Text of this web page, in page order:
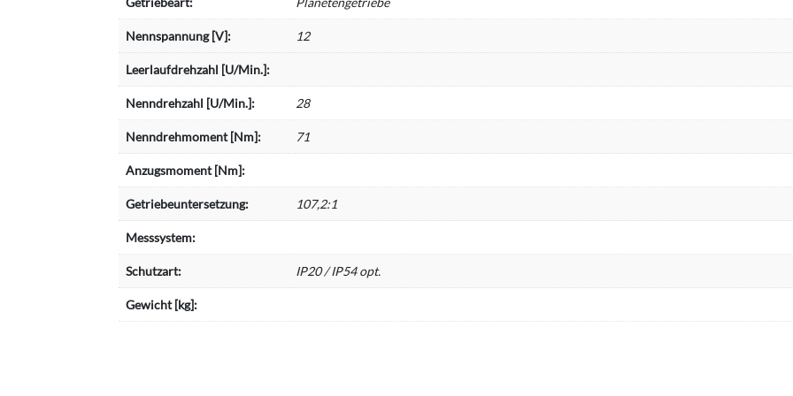
Nennspannung [V]: 12
Leerlaufdrehzahl [U/Min.]:
Nenndrehzahl [U/Min.]: 28
Nenndrehmoment [Nm]: 71
Anzugsmoment [Nm]:
Getriebeuntersetzung: 107,2:1
Messsystem:
Schutzart: IP20 / IP54 opt.
Gewicht [kg]: